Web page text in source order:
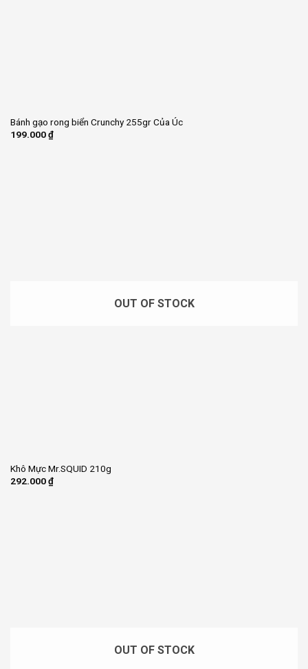
Bánh gạo rong biển Crunchy 255gr Của Úc
199.000₫
OUT OF STOCK
Khô Mực Mr.SQUID 210g
292.000₫
OUT OF STOCK